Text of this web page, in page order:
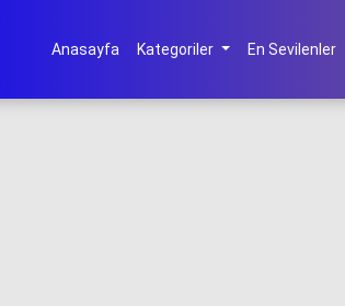
Anasayfa Kategoriler En Sevilenler